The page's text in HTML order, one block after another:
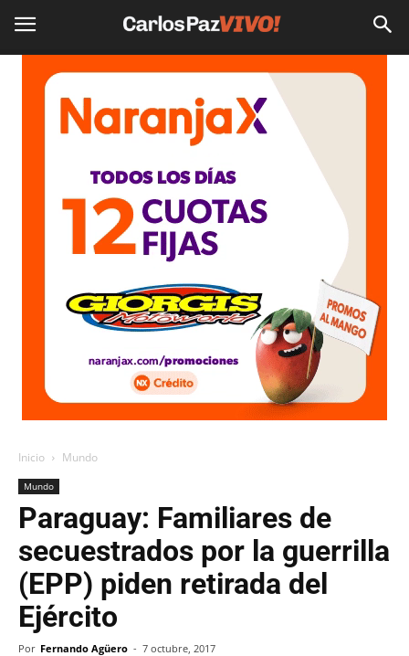
Inicio Mundo
Mundo
Paraguay: Familiares de
secuestrados por la guerrilla
(EPP) piden retirada del
Ejército
Por Fernando Agüero - 7 octubre, 2017